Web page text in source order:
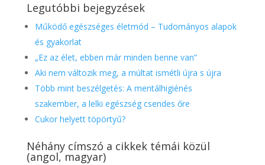
Legutóbbi bejegyzések
Működő egészséges életmód – Tudományos alapok
és gyakorlat
„Ez az élet, ebben már minden benne van”
Aki nem változik meg, a múltat ismétli újra s újra
Több mint beszélgetés: A mentálhigiénés
szakember, a lelki egészség csendes őre
Cukor helyett töpörtyű?
Néhány címszó a cikkek témái közül
(angol, magyar)